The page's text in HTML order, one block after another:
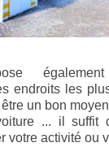
endroits les
un bon
... il suffit
votre activité ou